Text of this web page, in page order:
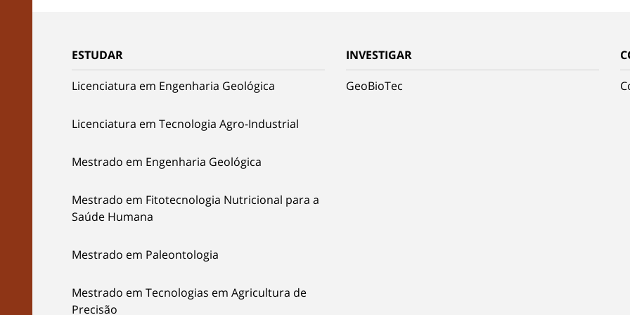
ESTUDAR
Licenciatura em Engenharia Geológica
Licenciatura em Tecnologia Agro-Industrial
Mestrado em Engenharia Geológica
Mestrado em Fitotecnologia Nutricional para a
Saúde Humana
Mestrado em Paleontologia
Mestrado em Tecnologias em Agricultura de
Precisão
INVESTIGAR
GeoBioTec